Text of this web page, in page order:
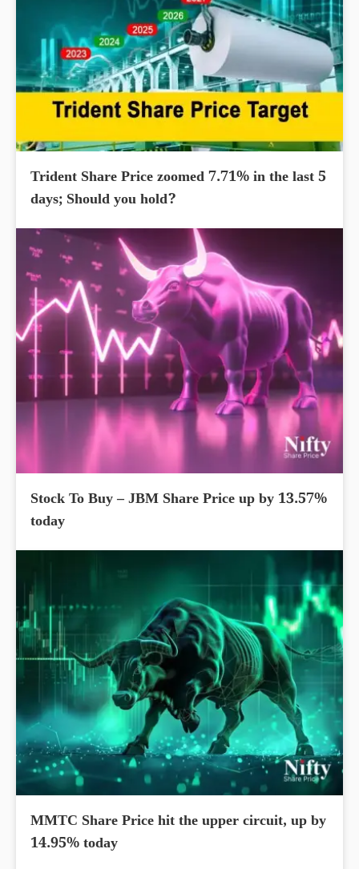
Trident Share Price zoomed 7.71% in the last 5
days; Should you hold?
Stock To Buy – JBM Share Price up by 13.57%
today
MMTC Share Price hit the upper circuit, up by
14.95% today